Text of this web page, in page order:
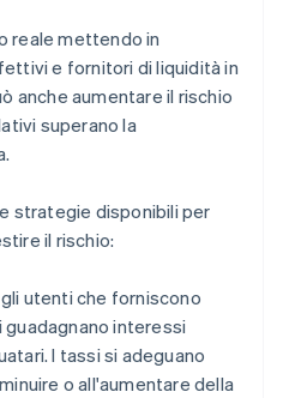
reale mettendo in
e fornitori di liquidità in
anche aumentare il rischio
superano la
strategie disponibili per
il rischio:
gli utenti che forniscono
interessi
I tassi si adeguano
o all'aumentare della